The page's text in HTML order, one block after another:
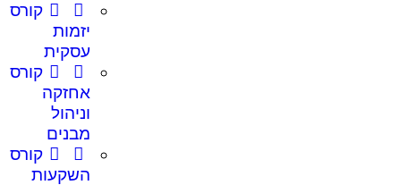
קורס
יזמות
עסקית
קורס
אחזקה
וניהול
מבנים
קורס
השקעות